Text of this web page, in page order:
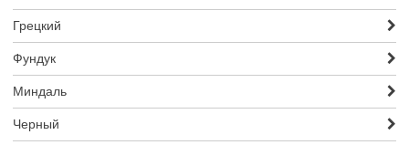
Грецкий
Фундук
Миндаль
Черный